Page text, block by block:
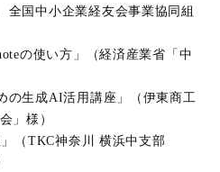
全国中小企業経友会事業協同組
の使い方」（経済産業省「中
の生成AI活用講座」（伊東商工
」様）
（TKC神奈川 横浜中支部